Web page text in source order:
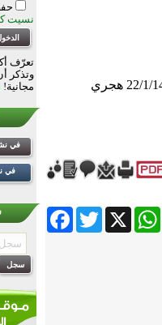
FacebookTwitter X
WhatsApp
نسيت
تعرّف
وتذكر
مجانية!
في
في